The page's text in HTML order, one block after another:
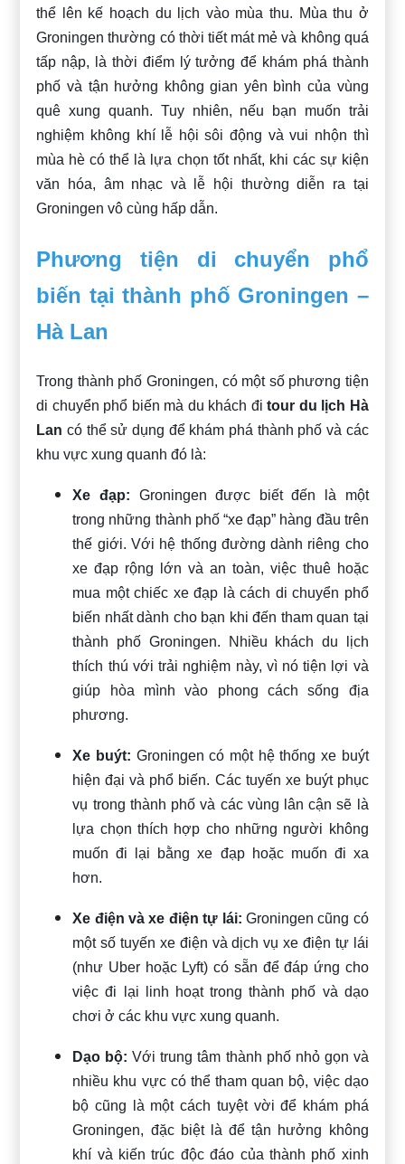
thể lên kế hoạch du lịch vào mùa thu. Mùa thu ở
Groningen thường có thời tiết mát mẻ và không quá
tấp nập, là thời điểm lý tưởng để khám phá thành
phố và tận hưởng không gian yên bình của vùng
quê xung quanh. Tuy nhiên, nếu bạn muốn trải
nghiệm không khí lễ hội sôi động và vui nhộn thì
mùa hè có thể là lựa chọn tốt nhất, khi các sự kiện
văn hóa, âm nhạc và lễ hội thường diễn ra tại
Groningen vô cùng hấp dẫn.
Phương tiện di chuyển phổ
biến tại thành phố Groningen –
Hà Lan
Trong thành phố Groningen, có một số phương tiện
di chuyển phổ biến mà du khách đitour du lịch Hà
Lan có thể sử dụng để khám phá thành phố và các
khu vực xung quanh đó là:
Xe đạp: Groningen được biết đến là một
trong những thành phố “xe đạp” hàng đầu trên
thế giới. Với hệ thống đường dành riêng cho
xe đạp rộng lớn và an toàn, việc thuê hoặc
mua một chiếc xe đạp là cách di chuyển phổ
biến nhất dành cho bạn khi đến tham quan tại
thành phố Groningen. Nhiều khách du lịch
thích thú với trải nghiệm này, vì nó tiện lợi và
giúp hòa mình vào phong cách sống địa
phương.
Xe buýt: Groningen có một hệ thống xe buýt
hiện đại và phổ biến. Các tuyến xe buýt phục
vụ trong thành phố và các vùng lân cận sẽ là
lựa chọn thích hợp cho những người không
muốn đi lại bằng xe đạp hoặc muốn đi xa
hơn.
Xe điện và xe điện tự lái: Groningen cũng có
một số tuyến xe điện và dịch vụ xe điện tự lái
(như Uber hoặc Lyft) có sẵn để đáp ứng cho
việc đi lại linh hoạt trong thành phố và dạo
chơi ở các khu vực xung quanh.
Dạo bộ: Với trung tâm thành phố nhỏ gọn và
nhiều khu vực có thể tham quan bộ, việc dạo
bộ cũng là một cách tuyệt vời để khám phá
Groningen, đặc biệt là để tận hưởng không
khí và kiến trúc độc đáo của thành phố xinh